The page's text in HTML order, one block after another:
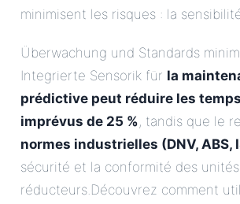
minimisent les risques : la
Überwachung und Standards
Integrierte Sensorik für la
prédictive peut réduire les temps
imprévus de 25 %, tandis que le
normes industrielles (DNV, ABS,
sécurité et la conformité des
réducteurs.Découvrez comment